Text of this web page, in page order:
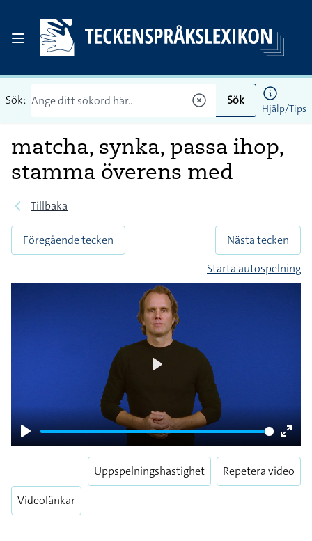
Sök: Sök
Hjälp/Tips
matcha, synka, passa ihop,
stamma överens med
Tillbaka
Föregående tecken
Nästa tecken
Starta autospelning
Play
Enter
Videolänkar
Uppspelningshastighet Repetera video